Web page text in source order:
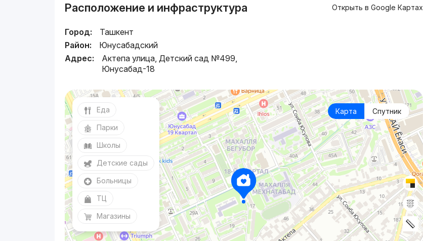
Расположение и инфраструктура Открыть в Google Картах
Город:
Ташкент
Район:
Юнусабадский
Адрес:
Актепа улица, Детский сад №499,
Юнусабад-18
Карта Спутник
Еда
Парки
Школы
Детские сады
Больницы
ТЦ
Магазины